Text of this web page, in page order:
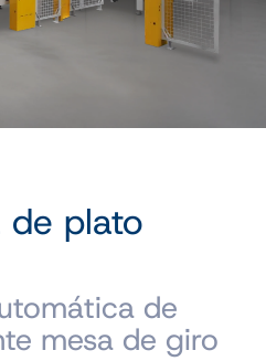
de plato
de
mesa de giro